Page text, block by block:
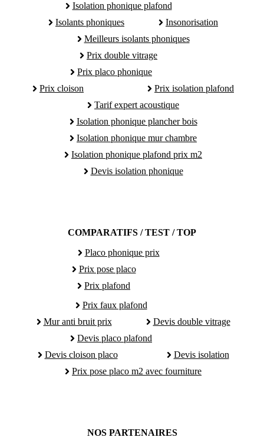
Isolation phonique plafond
Isolants phoniques
Insonorisation
Meilleurs isolants phoniques
Prix double vitrage
Prix placo phonique
Prix cloison
Prix isolation plafond
Tarif expert acoustique
Isolation phonique plancher bois
Isolation phonique mur chambre
Isolation phonique plafond prix m2
Devis isolation phonique
COMPARATIFS / TEST / TOP
Placo phonique prix
Prix pose placo
Prix plafond
Prix faux plafond
Mur anti bruit prix
Devis double vitrage
Devis placo plafond
Devis cloison placo
Devis isolation
Prix pose placo m2 avec fourniture
NOS PARTENAIRES